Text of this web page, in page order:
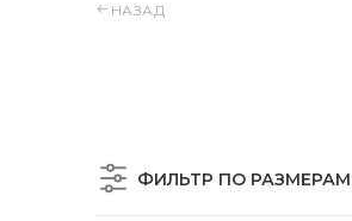
НАЗАД
ФИЛЬТР ПО РАЗМЕРАМ